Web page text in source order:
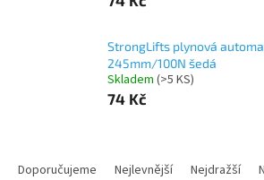
StrongLifts plynová
245mm/100N šedá
Skladem (>5 KS)
74 Kč
Doporučujeme Nejlevnější Nejdražší